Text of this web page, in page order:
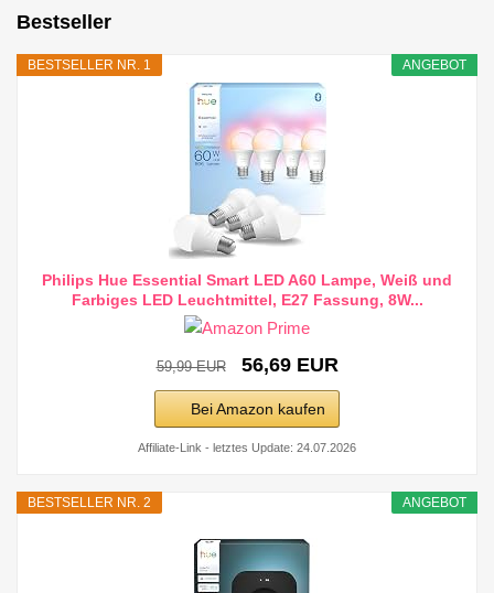
Bestseller
ANGEBOT
BESTSELLER NR. 1
Philips Hue Essential Smart LED A60 Lampe, Weiß und
Farbiges LED Leuchtmittel, E27 Fassung, 8W...
59,99 EUR 56,69 EUR
Bei Amazon kaufen
Affiliate-Link - letztes Update: 24.07.2026
ANGEBOT
BESTSELLER NR. 2